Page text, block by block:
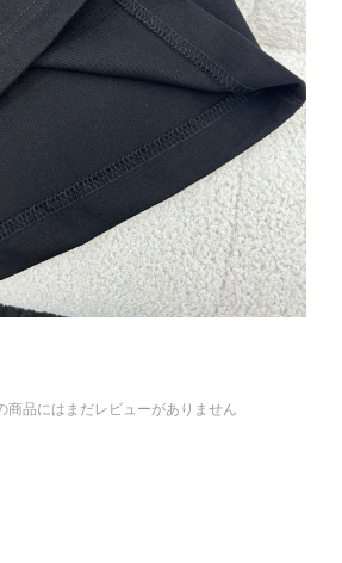
商品にはまだレビューがありません